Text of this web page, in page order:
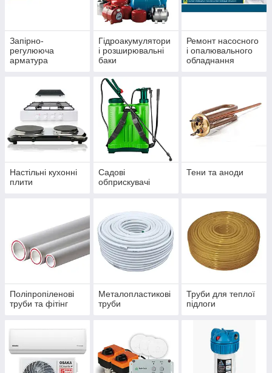
Запірно-
регулююча
арматура
Гідроакумулятори
і розширювальні
баки
Ремонт насосного
і опалювального
обладнання
Настільні кухонні
плити
Садові
обприскувачі
Тени та аноди
Поліпропіленові
труби та фітінг
Металопластикові
труби
Труби для теплої
підлоги